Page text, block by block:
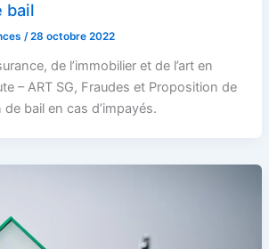
bail
/28 octobre 2022
de l’immobilier et de l’art en
– ART SG, Fraudes et Proposition de
bail en cas d’impayés.